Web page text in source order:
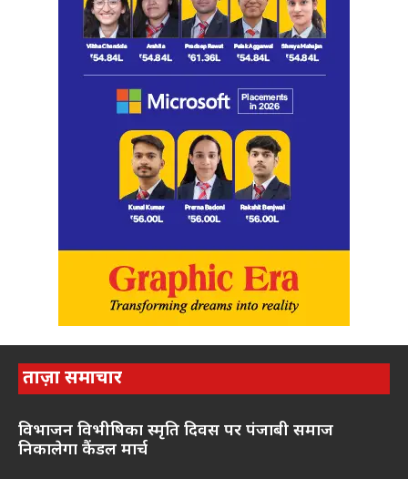
ताज़ा समाचार
विभाजन विभीषिका स्मृति दिवस पर पंजाबी समाज
निकालेगा कैंडल मार्च